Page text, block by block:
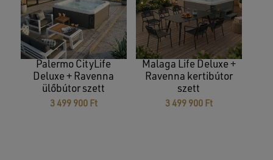
Palermo CityLife
Deluxe + Ravenna
ülőbútor szett
3 499 900 Ft
Malaga Life Deluxe +
Ravenna kertibútor
szett
3 499 900 Ft